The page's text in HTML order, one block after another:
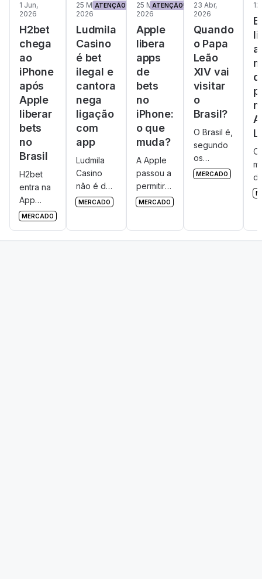
1 Jun,
2026
H2bet
chega
ao
iPhone
após
Apple
liberar
bets
no
Brasil
H2bet
entra na
App
Store e
MERCADO
25 Mai,
2026
ATENÇÃO!
Ludmila
Casino
é bet
ilegal e
cantora
nega
ligação
com
app
Ludmila
Casino
não é da
Ludmilla.
MERCADO
25 Mai,
2026
ATENÇÃO!
Apple
libera
apps
de
bets
no
iPhone:
o que
muda?
A Apple
passou a
permitir
que
MERCADO
23 Abr,
2026
Quando
o Papa
Leão
XIV vai
visitar
o
Brasil?
O Brasil é,
segundo
os
mercados
MERCADO